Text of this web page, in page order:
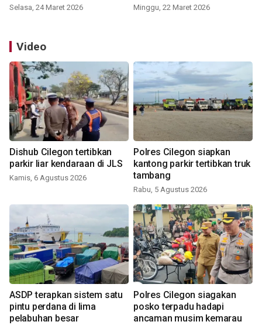
Selasa, 24 Maret 2026 Minggu, 22 Maret 2026
Video
Dishub Cilegon tertibkan
parkir liar kendaraan di JLS
Kamis, 6 Agustus 2026
Polres Cilegon siapkan
kantong parkir tertibkan truk
tambang
Rabu, 5 Agustus 2026
ASDP terapkan sistem satu
pintu perdana di lima
pelabuhan besar
Polres Cilegon siagakan
posko terpadu hadapi
ancaman musim kemarau